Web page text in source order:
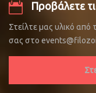
Προβάλετε
Στείλτε μας υλικό
σας στο